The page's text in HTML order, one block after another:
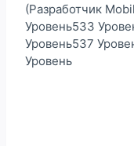
(Разработчик
Уровень533
Уровень537
Уровень